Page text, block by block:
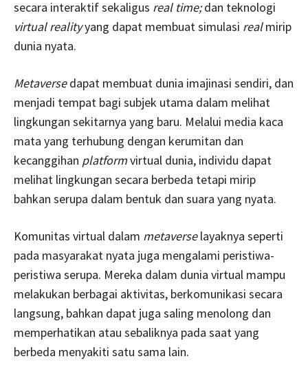
secara interaktif sekaligus real time;dan teknologi
virtual realityyang dapat membuat simulasi realmirip
dunia nyata.
Metaversedapat membuat dunia imajinasi sendiri, dan
menjadi tempat bagi subjek utama dalam melihat
lingkungan sekitarnya yang baru. Melalui media kaca
mata yang terhubung dengan kerumitan dan
kecanggihan platformvirtual dunia, individu dapat
melihat lingkungan secara berbeda tetapi mirip
bahkan serupa dalam bentuk dan suara yang nyata.
Komunitas virtual dalam metaverselayaknya seperti
pada masyarakat nyata juga mengalami peristiwa-
peristiwa serupa. Mereka dalam dunia virtual mampu
melakukan berbagai aktivitas, berkomunikasi secara
langsung, bahkan dapat juga saling menolong dan
memperhatikan atau sebaliknya pada saat yang
berbeda menyakiti satu sama lain.